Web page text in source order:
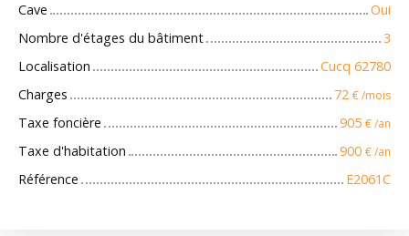
Cave
Oui
Nombre d'étages du bâtiment
3
Localisation
Cucq 62780
Charges
72 € /mois
Taxe foncière 905 € /an
Taxe d'habitation 900 € /an
Référence E2061C